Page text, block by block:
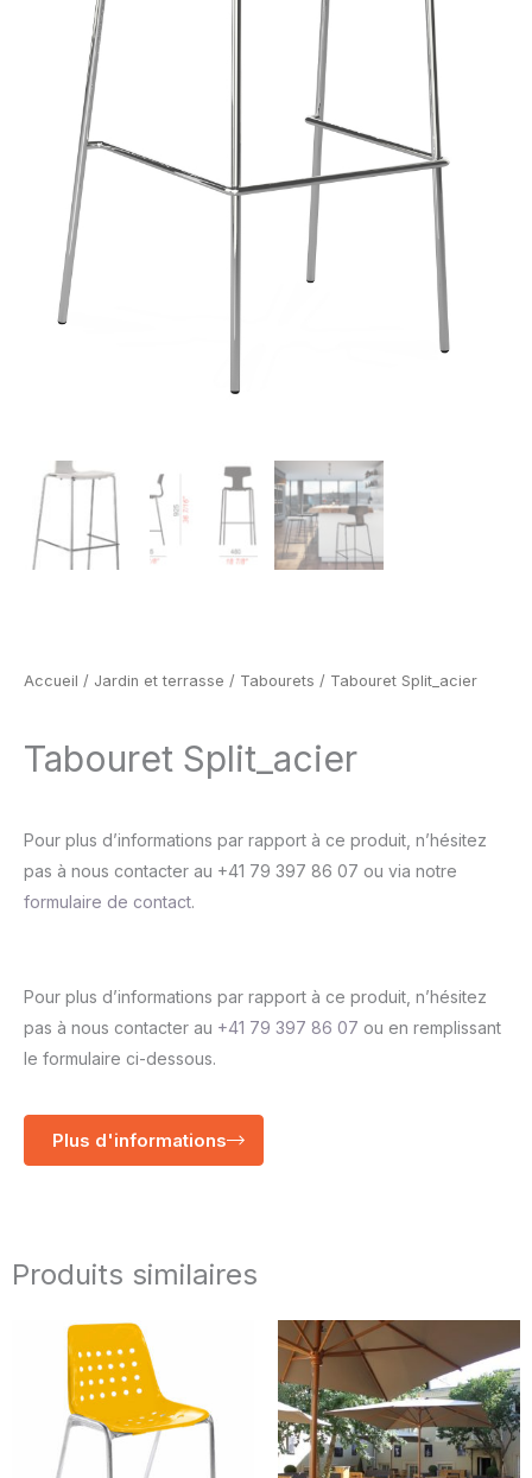
Accueil / Jardin et terrasse / Tabourets / Tabouret Split_acier
Tabouret Split_acier
Pour plus d’informations par rapport à ce produit, n’hésitez
pas à nous contacter au +41 79 397 86 07 ou via notre
formulaire de contact.
Pour plus d’informations par rapport à ce produit, n’hésitez
pas à nous contacter au +41 79 397 86 07 ou en remplissant
le formulaire ci-dessous.
Plus d'informations
Produits similaires